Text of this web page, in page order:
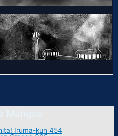
Mangas
Iruma-kun 454